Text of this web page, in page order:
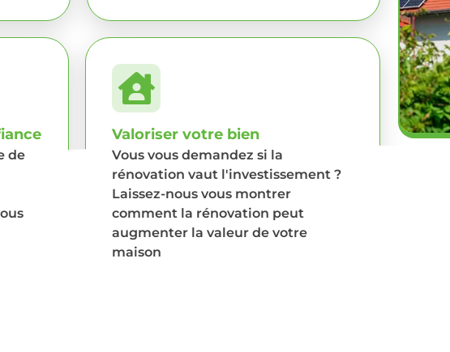
de
Valoriser votre bien
Vous vous demandez si la
rénovation vaut l'investissement ?
Laissez-nous vous montrer
comment la rénovation peut
augmenter la valeur de votre
maison